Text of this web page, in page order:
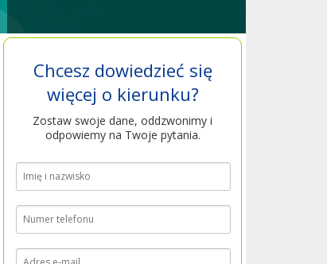
Chcesz dowiedzieć się
więcej o kierunku?
Zostaw swoje dane, oddzwonimy i
odpowiemy na Twoje pytania.